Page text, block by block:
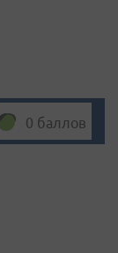
0 баллов